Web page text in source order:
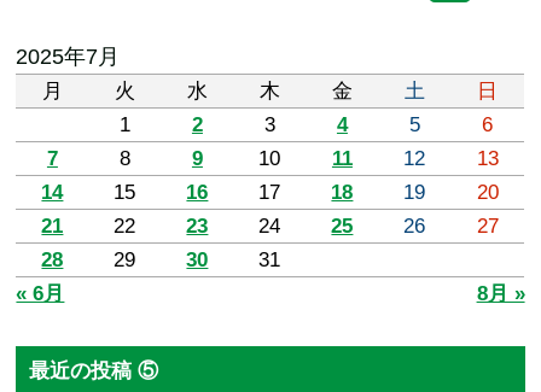
2025年7月
月 火 水 木 金 土
日
1
2 3 4 5
6
7
8 9 10 11 12
13
14
15 16 17 18 19
20
21
22 23 24 25 26
27
28
29 30
31
« 6月
8月 »
最近の投稿 ⑤